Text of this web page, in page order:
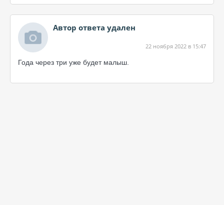
Автор ответа удален
22 ноября 2022 в 15:47
Года через три уже будет малыш.